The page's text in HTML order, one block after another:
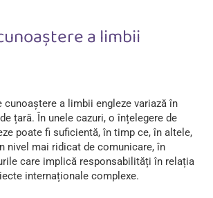
a limbii
cunoaștere a limbii engleze variază în
țară. În unele cazuri, o înțelegere de
poate fi suficientă, în timp ce, în altele,
nivel mai ridicat de comunicare, în
care implică responsabilități în relația
internaționale complexe.